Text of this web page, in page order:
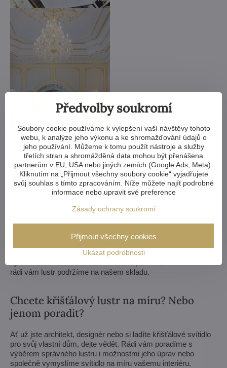
Zmenšit nebo zvětšit, vyměnit ramena, změnit počet žárovek,
zkrátit i prodloužit řetěz - možnosti jsou téměř neomezené. A
pokud by vám to nestačilo, vyrobíme křišťálový lustr komplet
na zakázku podle vašeho návrhu.
Pokud si z naší nabídky lustrů vůbec nevyberete, vyrobíme
pro vás svítidlo zcela na míru. Stačí nám výkres nebo třeba
obrázek/fotka, jak si lustr představujete. My posoudíme
možnosti výroby a do týdne vám pošleme návrhy včetně
vizualizací.
Jednodušší úpravy zvládneme v rámci 3–4 týdnů, složitější
změny nebo lustr na míru zaberou přibližně 8–10 týdnů. Pokud
rádi vám lustr podržíme na našem skladu.
Chcete křišťálový lustr na míru? Nebo
jenom poradit?
Ať už jste architekt, designér nebo si ladíte křišťálové svítidlo
pro svůj vlastní dům, dejte vědět. Rádi vám poradíme s
výběrem správného lustru i možnostmi jeho úprav nebo
společně vymyslíme svítidlo na míru vašemu interiéru.
Předvolby soukromí
Soubory cookie používáme k vylepšení vaší návštěvy tohoto
webu, k analýze jeho výkonu a ke shromažďování údajů o
jeho používání. Můžeme k tomu použít nástroje a služby
třetích stran a shromážděná data mohou být přenášena
partnerům v EU, USA nebo jiných zemích (Google Ads, Meta).
Kliknutím na „Přijmout všechny soubory cookie“ vyjadřujete
svůj souhlas s tímto zpracováním. Níže můžete najít podrobné
informace nebo upravit své preference
Zásady ochrany soukromí
Ukázat podrobnosti
Přijmout všechny cookies